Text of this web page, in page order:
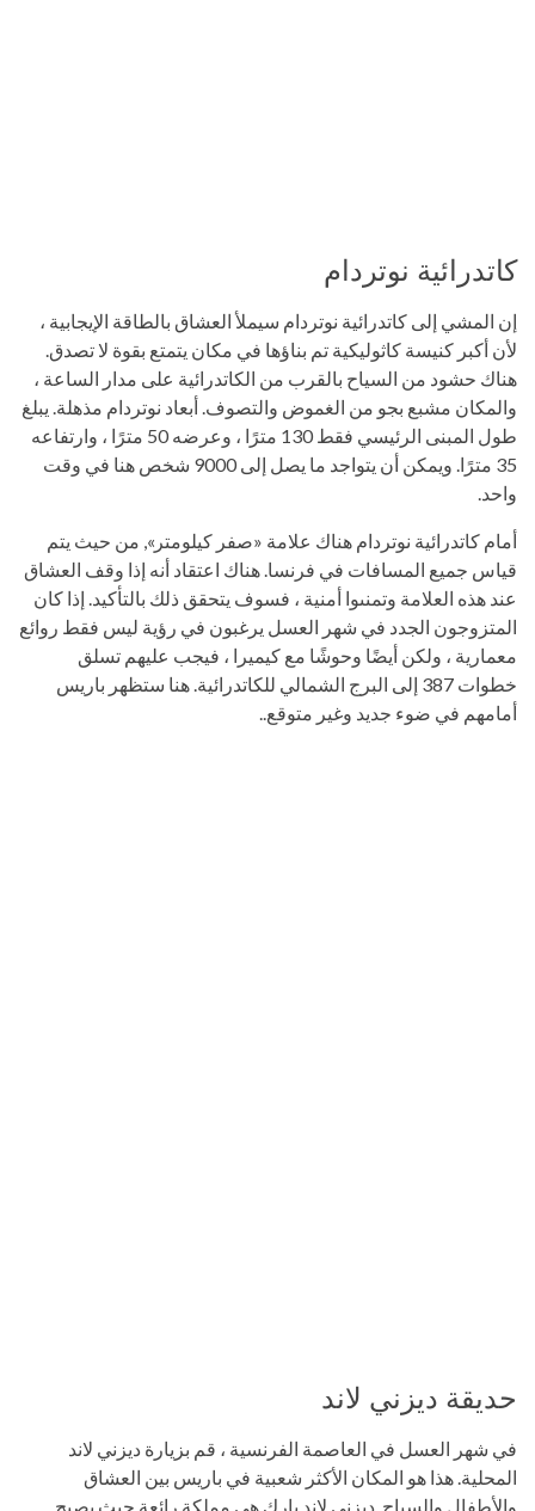
كاتدرائية نوتردام
إن المشي إلى كاتدرائية نوتردام سيملأ العشاق بالطاقة الإيجابية ،
لأن أكبر كنيسة كاثوليكية تم بناؤها في مكان يتمتع بقوة لا تصدق.
هناك حشود من السياح بالقرب من الكاتدرائية على مدار الساعة ،
والمكان مشبع بجو من الغموض والتصوف. أبعاد نوتردام مذهلة. يبلغ
طول المبنى الرئيسي فقط 130 مترًا ، وعرضه 50 مترًا ، وارتفاعه
35 مترًا. ويمكن أن يتواجد ما يصل إلى 9000 شخص هنا في وقت
واحد.
أمام كاتدرائية نوتردام هناك علامة «صفر كيلومتر», من حيث يتم
قياس جميع المسافات في فرنسا. هناك اعتقاد أنه إذا وقف العشاق
عند هذه العلامة وتمنىوا أمنية ، فسوف يتحقق ذلك بالتأكيد. إذا كان
المتزوجون الجدد في شهر العسل يرغبون في رؤية ليس فقط روائع
معمارية ، ولكن أيضًا وحوشًا مع كيميرا ، فيجب عليهم تسلق
خطوات 387 إلى البرج الشمالي للكاتدرائية. هنا ستظهر باريس
أمامهم في ضوء جديد وغير متوقع..
حديقة ديزني لاند
في شهر العسل في العاصمة الفرنسية ، قم بزيارة ديزني لاند
المحلية. هذا هو المكان الأكثر شعبية في باريس بين العشاق
والأطفال والسياح. ديزني لاند بارك هي مملكة رائعة حيث يصبح